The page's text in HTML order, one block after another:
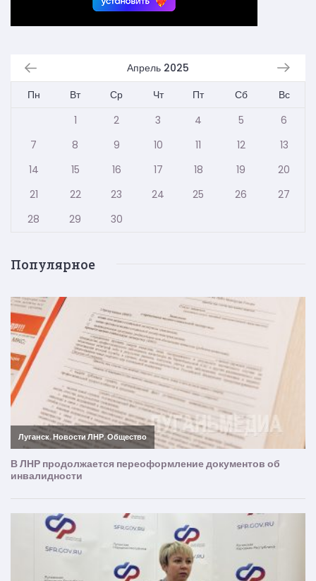
Апрель 2025
Пн
Вт Ср Чт Пт Сб
Вс
1
2 3 4 5
6
7
8 9 10 11 12
13
14
15 16 17 18 19
20
21
22 23 24 25 26
27
28
29 30
Популярное